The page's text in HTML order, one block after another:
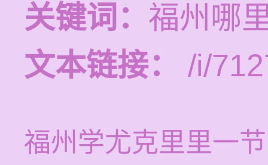
关键词： 福州哪
文本链接：
/i/
福州学尤克里里一